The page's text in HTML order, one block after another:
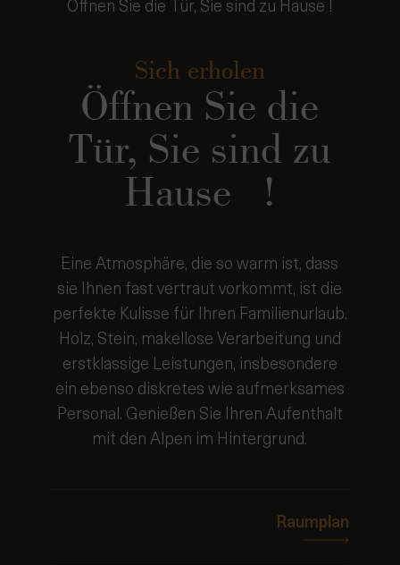
Sich erholen
Öffnen Sie die
Tür, Sie sind zu
Hause !
Eine Atmosphäre, die so warm ist, dass
perfekte Kulisse für Ihren Familienurlaub.
Holz, Stein, makellose Verarbeitung und
erstklassige Leistungen, insbesondere
ein ebenso diskretes wie aufmerksames
Personal. Genießen Sie Ihren Aufenthalt
mit den Alpen im Hintergrund.